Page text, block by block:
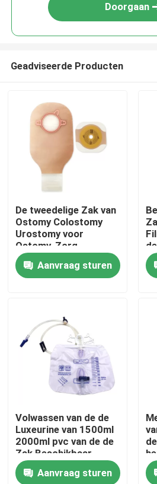
Producten
Video's
Fabriekstocht
Kwaliteitscontrole
Neem contact met ons op
Nieuws
Doorgaan
Geadviseerde Producten
De tweedelige Zak van
Ostomy Colostomy
Urostomy voor
Ostomy-Zorg
Aanvraag sturen
Volwassen van de de
Luxeurine van 1500ml
2000ml pvc van de de
Zak Beschikbaar
Medisch Rang
Aanvraag sturen